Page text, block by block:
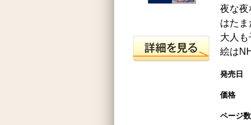
夜な夜
はた
大人
絵は
発売日
価格
ページ数